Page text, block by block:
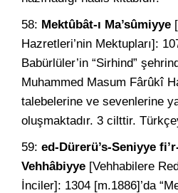
58: Mektûbât-ı Ma’sûmiyye
Hazretleri’nin Mektupları]:
Babürlüler’in “Sirhind”
Muhammed Masum Fârûkî
talebelerine ve sevenlerine
oluşmaktadır. 3 cilttir.
59: ed-Dürerü’s-Seniyye
Vehhâbiyye [Vehhabilere
İnciler]: 1304 [m.1886]’da